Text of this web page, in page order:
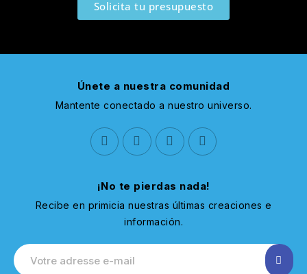
Solicita tu presupuesto
Únete a nuestra comunidad
Mantente conectado a nuestro universo.
¡No te pierdas nada!
Recibe en primicia nuestras últimas creaciones e
información.